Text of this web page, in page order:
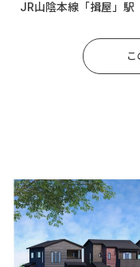
JR山陰本線「揖屋」